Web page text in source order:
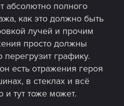
абсолютно полного
как это должно быть
лучей и прочим
просто должны
графику.
есть отражения героя
в стеклах и всё
и тут тоже может.